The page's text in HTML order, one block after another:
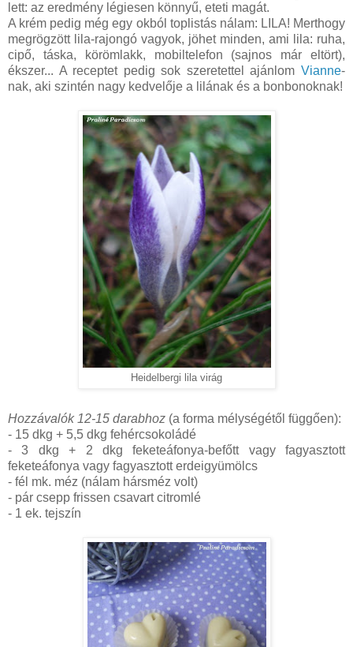
lett: az eredmény légiesen könnyű, eteti magát.
A krém pedig még egy okból toplistás nálam: LILA! Merthogy
megrögzött lila-rajongó vagyok, jöhet minden, ami lila: ruha,
cipő, táska, körömlakk, mobiltelefon (sajnos már eltört),
ékszer... A receptet pedig sok szeretettel ajánlom Vianne-
nak, aki szintén nagy kedvelője a lilának és a bonbonoknak!
Heidelbergi lila virág
Hozzávalók 12-15 darabhoz (a forma mélységétől függően):
- 15 dkg + 5,5 dkg fehércsokoládé
- 3 dkg + 2 dkg feketeáfonya-befőtt vagy fagyasztott
feketeáfonya vagy fagyasztott erdeigyümölcs
- fél mk. méz (nálam hársméz volt)
- pár csepp frissen csavart citromlé
- 1 ek. tejszín